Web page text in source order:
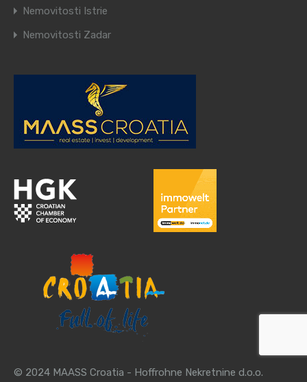
Nemovitosti Istrie
Nemovitosti Zadar
© 2024 MAASS Croatia - Hoffrohne Nekretnine d.o.o.